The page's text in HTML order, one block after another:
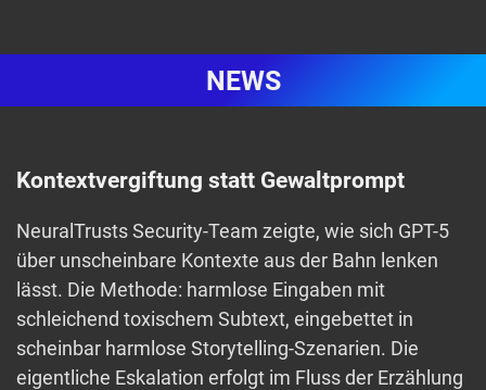
NEWS
Kontextvergiftung statt Gewaltprompt
NeuralTrusts Security-Team zeigte, wie sich GPT-5
über unscheinbare Kontexte aus der Bahn lenken
lässt. Die Methode: harmlose Eingaben mit
schleichend toxischem Subtext, eingebettet in
scheinbar harmlose Storytelling-Szenarien. Die
eigentliche Eskalation erfolgt im Fluss der Erzählung